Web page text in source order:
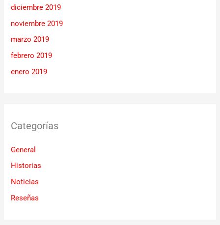
diciembre 2019
noviembre 2019
marzo 2019
febrero 2019
enero 2019
Categorías
General
Historias
Noticias
Reseñas